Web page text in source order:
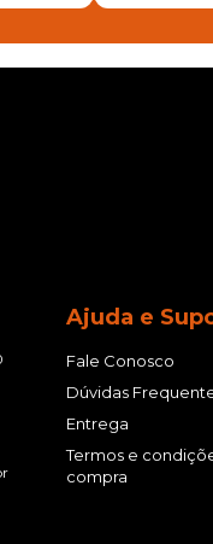
Ajuda e
Fale Conosco
Dúvidas
Entrega
Termos e
compra